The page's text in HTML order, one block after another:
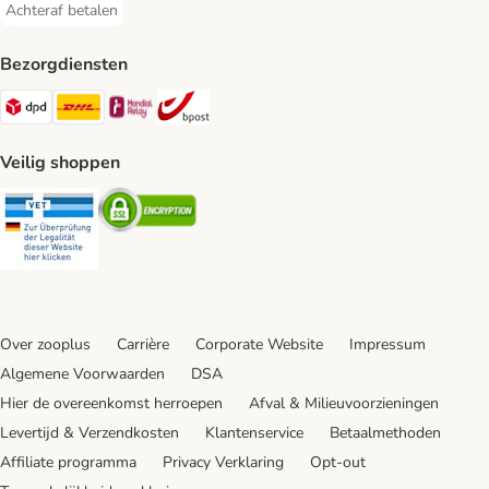
Achteraf betalen
Achteraf betalen Payment Method
Bezorgdiensten
Dpd Shipping Method
DHL Shipping Method
Mondial Relay Shipping Method
Veilig shoppen
Security Security
Over zooplus Carrière Corporate Website
Impressum
Algemene Voorwaarden
DSA
Hier de overeenkomst herroepen
Afval & Milieuvoorzieningen
Levertijd & Verzendkosten
Klantenservice
Betaalmethoden
Affiliate programma
Privacy Verklaring
Opt-out